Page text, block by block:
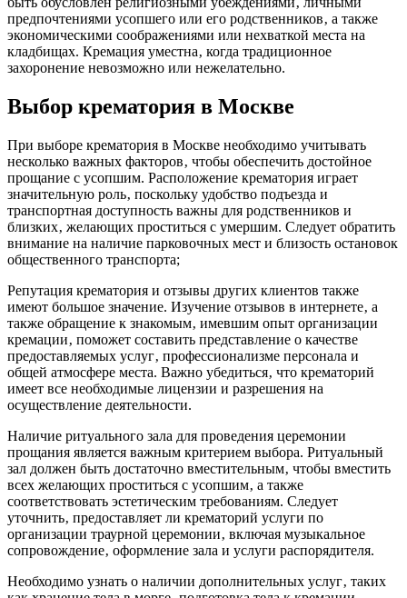
предпочтениями усопшего или его родственников‚ а также
экономическими соображениями или нехваткой места на
кладбищах. Кремация уместна‚ когда традиционное
захоронение невозможно или нежелательно.
Выбор крематория в Москве
При выборе крематория в Москве необходимо учитывать
несколько важных факторов‚ чтобы обеспечить достойное
прощание с усопшим. Расположение крематория играет
значительную роль‚ поскольку удобство подъезда и
транспортная доступность важны для родственников и
близких‚ желающих проститься с умершим. Следует обратить
внимание на наличие парковочных мест и близость остановок
общественного транспорта;
Репутация крематория и отзывы других клиентов также
имеют большое значение. Изучение отзывов в интернете‚ а
также обращение к знакомым‚ имевшим опыт организации
кремации‚ поможет составить представление о качестве
предоставляемых услуг‚ профессионализме персонала и
общей атмосфере места. Важно убедиться‚ что крематорий
имеет все необходимые лицензии и разрешения на
осуществление деятельности.
Наличие ритуального зала для проведения церемонии
прощания является важным критерием выбора. Ритуальный
зал должен быть достаточно вместительным‚ чтобы вместить
всех желающих проститься с усопшим‚ а также
соответствовать эстетическим требованиям. Следует
уточнить‚ предоставляет ли крематорий услуги по
организации траурной церемонии‚ включая музыкальное
сопровождение‚ оформление зала и услуги распорядителя.
Необходимо узнать о наличии дополнительных услуг‚ таких